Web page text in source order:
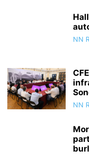
NN
NN